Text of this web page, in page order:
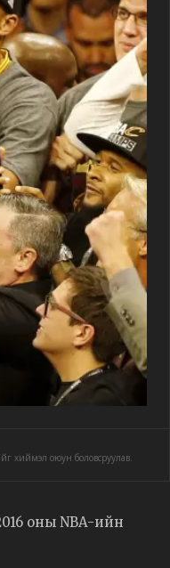
хиймэл оюун боловсруулав.
оны NBA-ийн